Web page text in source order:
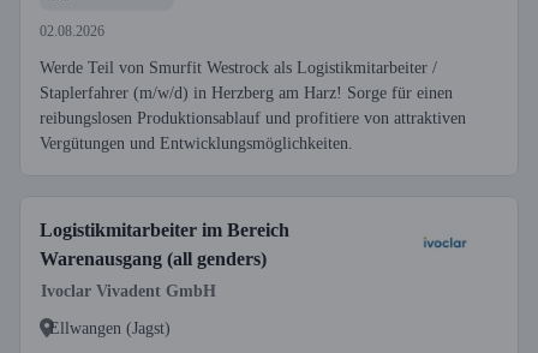
02.08.2026
Werde Teil von Smurfit Westrock als Logistikmitarbeiter /
Staplerfahrer (m/w/d) in Herzberg am Harz! Sorge für einen
reibungslosen Produktionsablauf und profitiere von attraktiven
Vergütungen und Entwicklungsmöglichkeiten.
Logistikmitarbeiter im Bereich
Warenausgang (all genders)
Ivoclar Vivadent GmbH
Ellwangen (Jagst)